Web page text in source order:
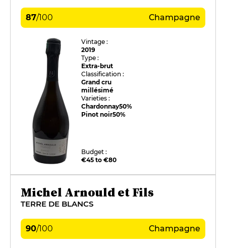
87/100 Champagne
Vintage :
2019
Type :
Extra-brut
Classification :
Grand cru
millésimé
Varieties :
Chardonnay50%
Pinot noir50%
Budget :
€45 to €80
Michel Arnould et Fils
TERRE DE BLANCS
90/100 Champagne